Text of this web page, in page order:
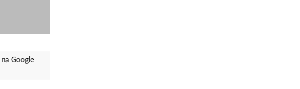
na Google